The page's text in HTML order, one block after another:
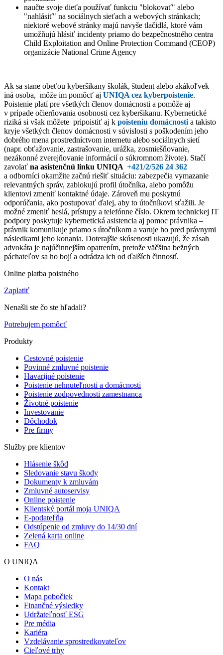
naučte svoje dieťa používať funkciu "blokovať" alebo
"nahlásiť" na sociálnych sieťach a webových stránkach;
niektoré webové stránky majú navyše tlačidlá, ktoré vám
umožňujú hlásiť incidenty priamo do bezpečnostného centra
Child Exploitation and Online Protection Command (CEOP)
organizácie National Crime Agency
Ak sa stane obeťou kyberšikany školák, študent alebo akákoľvek
iná osoba, môže im pomôcť aj UNIQA cez kyberpoistenie.
Poistenie platí pre všetkých členov domácnosti a pomôže aj
v prípade očierňovania osobnosti cez kyberšikanu. Kybernetické
riziká si však môžete pripoistiť aj k poisteniu domácnosti a takisto
kryje všetkých členov domácnosti v súvislosti s poškodením jeho
dobrého mena prostredníctvom internetu alebo sociálnych sietí
(napr. obťažovanie, zastrašovanie, urážka, zosmiešňovanie,
nezákonné zverejňovanie informácií o súkromnom živote). Stačí
zavolať na asistenčnú linku UNIQA +421/2/526 24 362
a odborníci okamžite začnú riešiť situáciu: zabezpečia vymazanie
relevantných správ, zablokujú profil útočníka, alebo pomôžu
klientovi zmeniť kontaktné údaje. Zároveň mu poskytnú
odporúčania, ako postupovať ďalej, aby to útočníkovi sťažili. Je
možné zmeniť heslá, prístupy a telefónne číslo. Okrem technickej IT
podpory poskytuje kybernetická asistencia aj pomoc právnika –
právnik komunikuje priamo s útočníkom a varuje ho pred právnymi
následkami jeho konania. Doterajšie skúsenosti ukazujú, že zásah
advokáta je najúčinnejším opatrením, pretože väčšina bežných
páchateľov sa ho bojí a odrádza ich od ďalších činností.
Online platba poistného
Zaplatiť
Nenašli ste čo ste hľadali?
Potrebujem pomôcť
Produkty
Cestovné poistenie
Povinné zmluvné poistenie
Havarijné poistenie
Poistenie nehnuteľnosti a domácnosti
Poistenie zodpovednosti zamestnanca
Životné poistenie
Investovanie
Dôchodok
Pre firmy
Služby pre klientov
Hlásenie škôd
Sledovanie stavu škody
Dokumenty k zmluvám
Zmluvné autoservisy
Online poistenie
Klientský portál moja UNIQA
E-podateľňa
Odstúpenie od zmluvy do 14/30 dní
Zelená karta online
FAQ
O UNIQA
O nás
Kontakt
Mapa pobočiek
Finančné výsledky
Udržateľnosť ESG
Pre média
Kariéra
Vzdelávanie sprostredkovateľov
Cieľové trhy